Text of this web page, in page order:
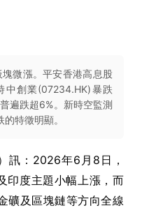
微漲。平安香港高息股
中創業(07234.HK)暴跌
遍跌超6%。新時空監測
特徵明顯。
訊：2026年6月8日，
印度主題小幅上漲，而
礦及區塊鏈等方向全線